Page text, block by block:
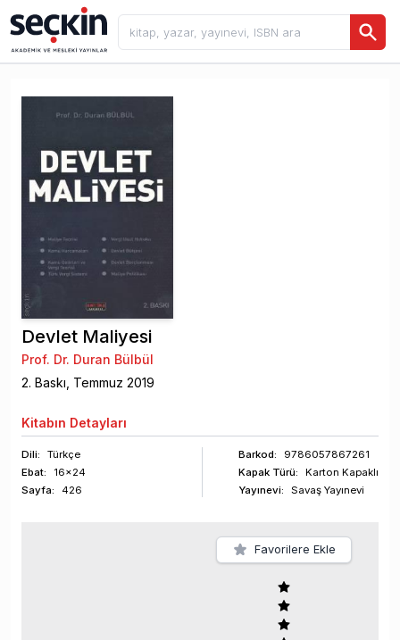
Devlet Maliyesi
Prof. Dr. Duran Bülbül
2. Baskı, Temmuz 2019
Kitabın Detayları
Dili:
Türkçe
Ebat:
16x24
Sayfa: 426
Barkod:
9786057867261
Kapak Türü:
Karton Kapaklı
Yayınevi:
Savaş Yayınevi
Favorilere Ekle